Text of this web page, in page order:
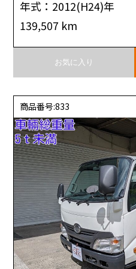
年式：2012(H24)年
139,507 km
お気に入り
商品番号:833